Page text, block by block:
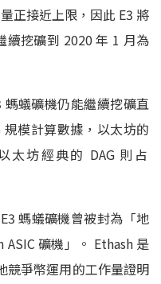
正接近上限，因此 E3 將
續挖礦到 2020年 1 月為
螞蟻礦機仍能繼續挖礦直
規模計算數據，以太坊的
太坊經典的 DAG 則占
E3螞蟻礦機曾被封為「地
ASIC 礦機」。 Ethash 是
競爭幣運用的工作量證明